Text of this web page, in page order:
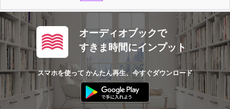
オーディオブックで
すきま時間にインプット
スマホを使って かんたん再生、今すぐダウンロード